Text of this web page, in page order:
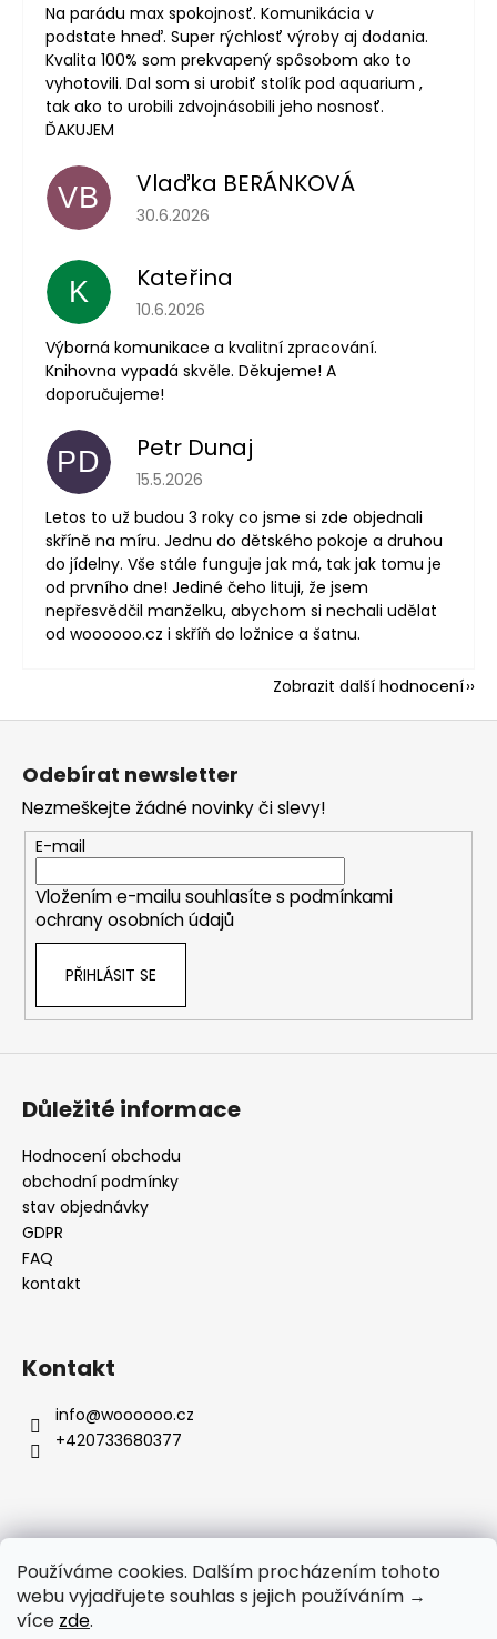
Používáme cookies. Dalším procházením tohoto
webu vyjadřujete souhlas s jejich používáním →
více zde.
Na parádu max spokojnosť. Komunikácia v
podstate hneď. Super rýchlosť výroby aj dodania.
Kvalita 100% som prekvapený spôsobom ako to
vyhotovili. Dal som si urobiť stolík pod aquarium ,
tak ako to urobili zdvojnásobili jeho nosnosť.
ĎAKUJEM
VB Vlaďka BERÁNKOVÁ
Hodnocení obchodu je 5 z 5 hvězdiček.
30.6.2026
K Kateřina
Hodnocení obchodu je 5 z 5 hvězdiček.
10.6.2026
Výborná komunikace a kvalitní zpracování.
Knihovna vypadá skvěle. Děkujeme! A
doporučujeme!
PD Petr Dunaj
Hodnocení obchodu je 5 z 5 hvězdiček.
15.5.2026
Letos to už budou 3 roky co jsme si zde objednali
skříně na míru. Jednu do dětského pokoje a druhou
do jídelny. Vše stále funguje jak má, tak jak tomu je
od prvního dne! Jediné čeho lituji, že jsem
nepřesvědčil manželku, abychom si nechali udělat
od woooooo.cz i skříň do ložnice a šatnu.
Zobrazit další hodnocení
Z
Odebírat newsletter
Nezmeškejte žádné novinky či slevy!
E-mail
Vložením e-mailu souhlasíte s podmínkami
ochrany osobních údajů
PŘIHLÁSIT SE
Důležité informace
Hodnocení obchodu
obchodní podmínky
stav objednávky
GDPR
FAQ
kontakt
Kontakt
info@woooooo.cz
+420733680377
Přijímáme online platby